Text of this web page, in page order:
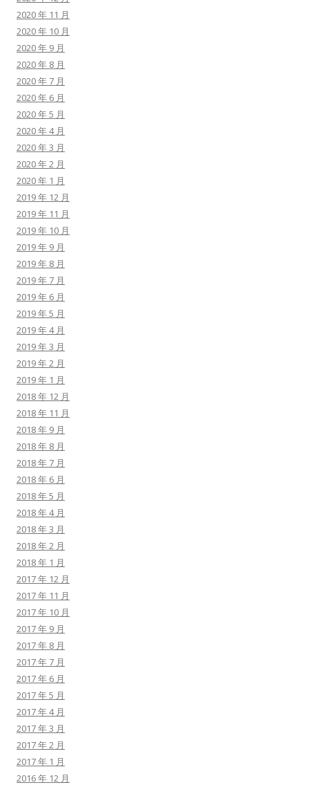
2020 年 11 月
2020 年 10 月
2020 年 9 月
2020 年 8 月
2020 年 7 月
2020 年 6 月
2020 年 5 月
2020 年 4 月
2020 年 3 月
2020 年 2 月
2020 年 1 月
2019 年 12 月
2019 年 11 月
2019 年 10 月
2019 年 9 月
2019 年 8 月
2019 年 7 月
2019 年 6 月
2019 年 5 月
2019 年 4 月
2019 年 3 月
2019 年 2 月
2019 年 1 月
2018 年 12 月
2018 年 11 月
2018 年 9 月
2018 年 8 月
2018 年 7 月
2018 年 6 月
2018 年 5 月
2018 年 4 月
2018 年 3 月
2018 年 2 月
2018 年 1 月
2017 年 12 月
2017 年 11 月
2017 年 10 月
2017 年 9 月
2017 年 8 月
2017 年 7 月
2017 年 6 月
2017 年 5 月
2017 年 4 月
2017 年 3 月
2017 年 2 月
2017 年 1 月
2016 年 12 月